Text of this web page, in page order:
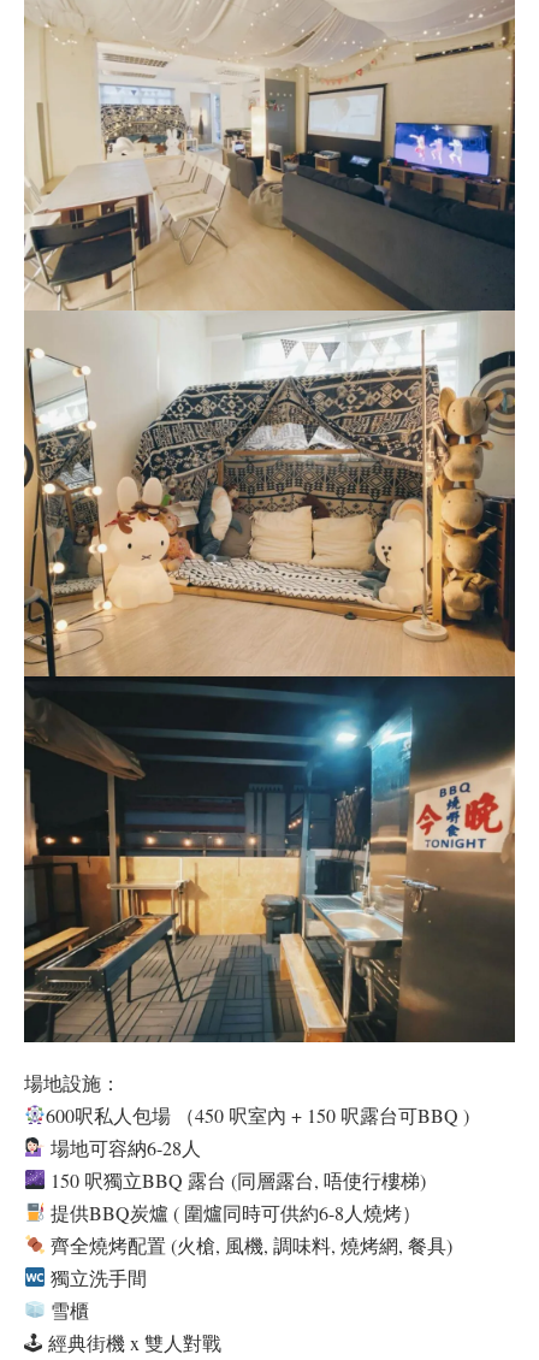
場地設施：
600呎私人包場 （450 呎室內 + 150 呎露台可BBQ )
場地可容納6-28人
150 呎獨立BBQ 露台 (同層露台, 唔使行樓梯)
提供BBQ炭爐 ( 圍爐同時可供約6-8人燒烤）
齊全燒烤配置 (火槍, 風機, 調味料, 燒烤網, 餐具)
獨立洗手間
雪櫃
🕹 經典街機 x 雙人對戰